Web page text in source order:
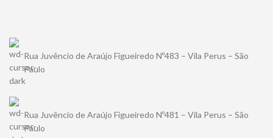
Rua Juvêncio de Araújo Figueiredo Nº483 – Vila Perus – São
Paulo
Rua Juvêncio de Araújo Figueiredo Nº481 – Vila Perus – São
Paulo